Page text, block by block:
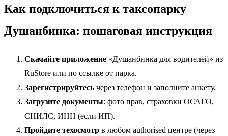
Как подключиться к таксопарку
Душанбинка: пошаговая инструкция
Скачайте приложение «Душанбинка для водителей» из
RuStore или по ссылке от парка.
Зарегистрируйтесь через телефон и заполните анкету.
Загрузите документы: фото прав, страховки ОСАГО,
СНИЛС, ИНН (если ИП).
Пройдите техосмотр в любом authorised центре (через